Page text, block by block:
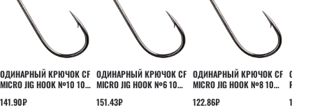
ОДИНАРНЫЙ КРЮЧОК CF
MICRO JIG HOOK №10 10
141.90₽
ОДИНАРНЫЙ КРЮЧОК CF
MICRO JIG HOOK №6 10
151.43₽
ОДИНАРНЫЙ КРЮЧОК CF
MICRO JIG HOOK №8 10
122.86₽ 160.95